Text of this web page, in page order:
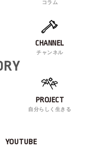
コラム
CHANNEL
チャンネル
PROJECT
自分らしく生きる
YOUTUBE